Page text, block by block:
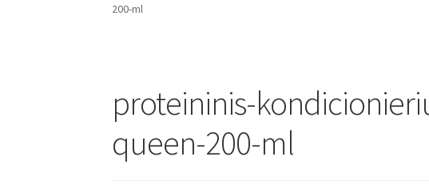
200-ml
proteininis-
queen-200-ml